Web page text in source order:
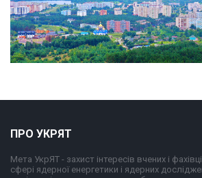
ПРО УКРЯТ
Мета УкрЯТ - захист інтересів вчених і
сфері ядерної енергетики і ядерних